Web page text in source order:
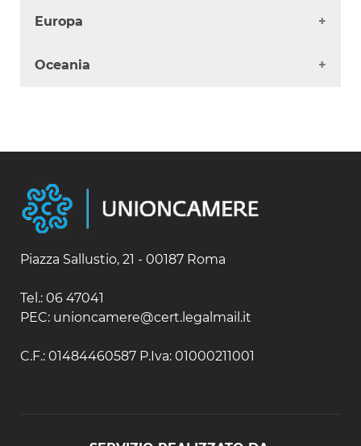
Europa
Andorra
Croazia
Danimarca
Estonia
Francia
Gibilterra
Grecia
Islanda
Oceania
Nuova Caledonia
Papua Nuova Guinea
Samoa
Piazza Sallustio, 21 - 00187 Roma
Tel.: 06 47041
PEC: unioncamere@cert.legalmail.it
C.F.: 01484460587 P.Iva: 01000211001